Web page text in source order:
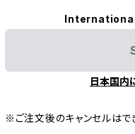
日本国内
※ご注文後のキャンセルはで